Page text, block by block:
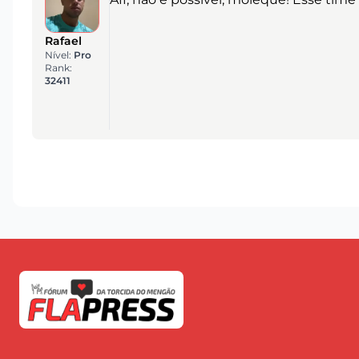
Rafael
Nível: Pro
Rank:
32411